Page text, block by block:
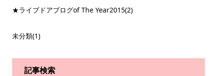
★ライブドアブログof The Year2015(2)
未分類(1)
記事検索